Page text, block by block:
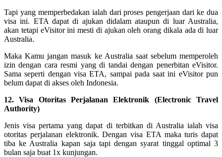
Tapi yang memperbedakan ialah dari proses pengerjaan dari ke dua
visa ini. ETA dapat di ajukan didalam ataupun di luar Australia,
akan tetapi eVisitor ini mesti di ajukan oleh orang dikala ada di luar
Australia.
Maka Kamu jangan masuk ke Australia saat sebelum memperoleh
izin dengan cara resmi yang di tandai dengan penerbitan eVisitor.
Sama seperti dengan visa ETA, sampai pada saat ini eVisitor pun
belum dapat di akses oleh Indonesia.
12. Visa Otoritas Perjalanan Elektronik (Electronic Travel
Authority)
Jenis visa pertama yang dapat di terbitkan di Australia ialah visa
otoritas perjalanan elektronik. Dengan visa ETA maka turis dapat
tiba ke Australia kapan saja tapi dengan syarat tinggal optimal 3
bulan saja buat 1x kunjungan.